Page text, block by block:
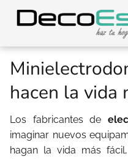
hacen la vida
Los fabricantes de
imaginar nuevos
hagan la vida más